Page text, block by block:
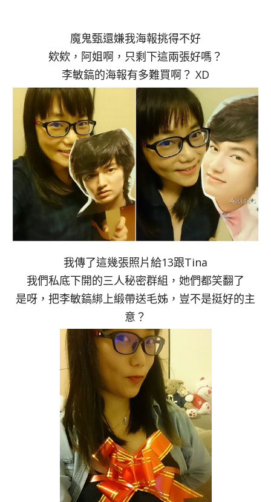
魔鬼甄還嫌我海報挑得不好
欸欸，阿姐啊，只剩下這兩張好嗎？
李敏鎬的海報有多難買啊？ XD
我傳了這幾張照片給13跟Tina
我們私底下開的三人秘密群組，她們都笑翻了
是呀，把李敏鎬綁上緞帶送毛姊，豈不是挺好的主
意？